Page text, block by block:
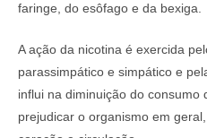
faringe, do esôfago e da bexiga.
A ação da nicotina é exercida
parassimpático e simpático e
influi na diminuição do consumo
prejudicar o organismo em